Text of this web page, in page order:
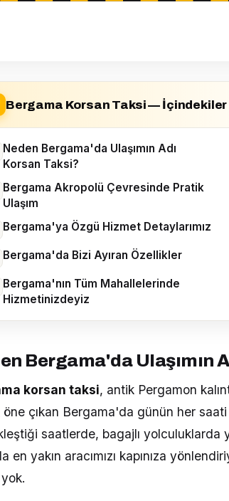
Bergama Korsan Taksi — İçindekiler
Neden Bergama'da Ulaşımın Adı
Korsan Taksi?
Bergama Akropolü Çevresinde Pratik
Ulaşım
Bergama'ya Özgü Hizmet Detaylarımız
Bergama'da Bizi Ayıran Özellikler
Bergama'nın Tüm Mahallelerinde
Hizmetinizdeyiz
Bergama'da Ulaşımın
korsan taksi, antik Pergamon
çıkan Bergama'da günün her saati
saatlerde, bagajlı
en yakın aracımızı kapınıza